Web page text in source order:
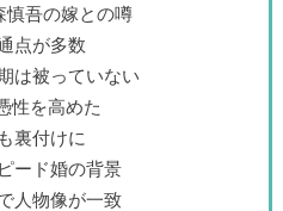
慎吾の嫁との噂
点が多数
は被っていない
性を高めた
裏付けに
ード婚の背景
人物像が一致